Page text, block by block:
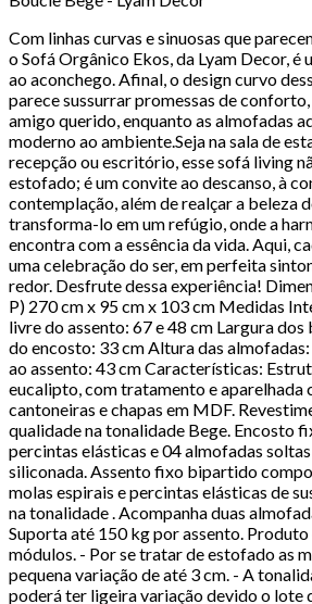
Com linhas curvas e sinuosas que
o Sofá Orgânico Ekos, da Lyam Decor, é
ao aconchego. Afinal, o design curvo
parece sussurrar promessas de
amigo querido, enquanto as almofadas
moderno ao ambiente.Seja na sala de
recepção ou escritório, esse sofá living
estofado; é um convite ao descanso, à
contemplação, além de realçar a beleza
transforma-lo em um refúgio, onde a
encontra com a essência da vida. Aqui,
uma celebração do ser, em perfeita
redor. Desfrute dessa experiência!
P) 270 cm x 95 cm x 103 cm Medidas
livre do assento: 67 e 48 cm Largura
do encosto: 33 cm Altura das
ao assento: 43 cm Características:
eucalipto, com tratamento e aparelhada
cantoneiras e chapas em MDF.
qualidade na tonalidade Bege. Encosto
percintas elásticas e 04 almofadas
siliconada. Assento fixo bipartido
molas espirais e percintas elásticas de
na tonalidade . Acompanha duas
Suporta até 150 kg por assento.
módulos. - Por se tratar de estofado as
pequena variação de até 3 cm. - A
poderá ter ligeira variação devido o lote